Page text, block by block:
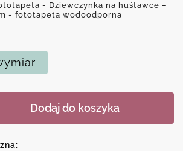
- Dziewczynka na huśtawce –
- fototapeta wodoodporna
Dodaj do koszyka